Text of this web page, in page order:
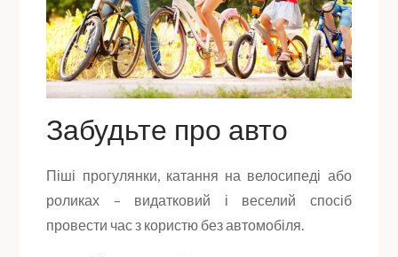
Забудьте про авто
Піші прогулянки, катання на велосипеді або
роликах – видатковий і веселий спосіб
провести час з користю без автомобіля.